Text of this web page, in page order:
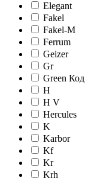
Elegant
Fakel
Fakel-M
Ferrum
Geizer
Gr
Green Код
H
H V
Hercules
K
Karbor
Kf
Kr
Krh